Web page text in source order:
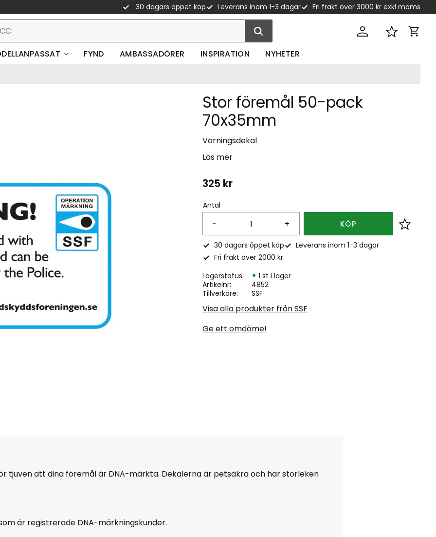
30 dagars öppet köp Leverans inom 1-3 dagar Fri frakt över 3000 kr exkl moms
Favoriter
FYND AMBASSADÖRER INSPIRATION NYHETER
Stor föremål 50-pack
70x35mm
Varningsdekal
Läs mer
325 kr
Antal
+
- KÖP Lägg
30 dagars öppet köp
Leverans inom 1-3 dagar
Fri frakt över 2000 kr
Lagerstatus
1 st i lager
Artikelnr
4852
Tillverkare
SSF
Visa alla produkter från SSF
Ge ett omdöme!
tjuven att dina föremål är DNA-märkta. Dekalerna är petsäkra och har storleken
är registrerade DNA-märkningskunder.